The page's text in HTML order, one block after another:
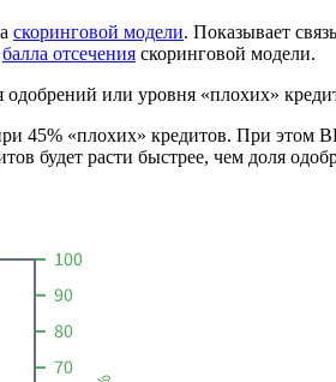
скоринговой модели. Показывает
балла отсечения скоринговой модели.
одобрений или уровня «плохих»
45% «плохих» кредитов. При этом
будет расти быстрее, чем доля